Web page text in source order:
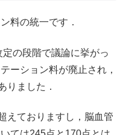
料の統一です．
の段階で議論に挙がっ
ーション料が廃止され，
りました．
えておりますし，脳血管